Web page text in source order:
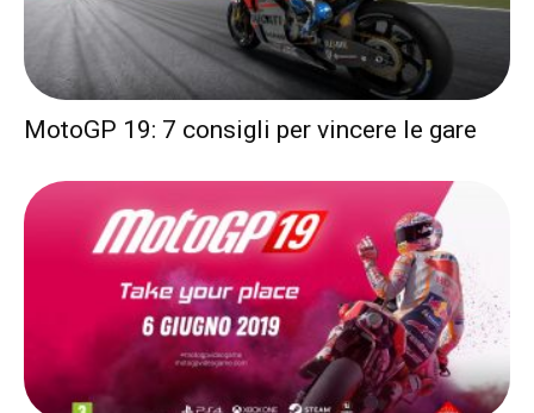
MotoGP 19: 7 consigli per vincere le gare